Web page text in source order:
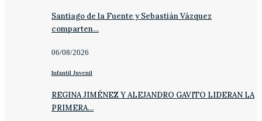
Santiago de la Fuente y Sebastián Vázquez
comparten…
06/08/2026
Infantil Juvenil
REGINA JIMÉNEZ Y ALEJANDRO GAVITO LIDERAN LA
PRIMERA…